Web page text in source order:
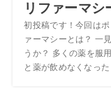
リファーマ
初投稿です！今回は
ァーマシーとは？ 一
うか？ 多くの薬を服
と薬が飲めなくなった